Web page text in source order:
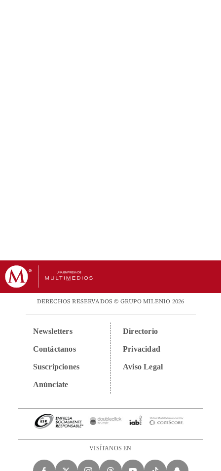
DERECHOS RESERVADOS © GRUPO MILENIO 2026
Newsletters
Contáctanos
Suscripciones
Anúnciate
Directorio
Privacidad
Aviso Legal
VISÍTANOS EN